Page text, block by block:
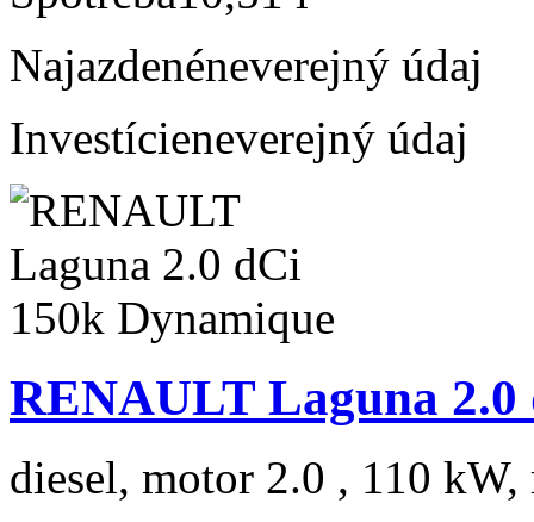
Najazdenéneverejný údaj
Investícieneverejný údaj
RENAULT Laguna
diesel, motor 2.0 , 110 kW,